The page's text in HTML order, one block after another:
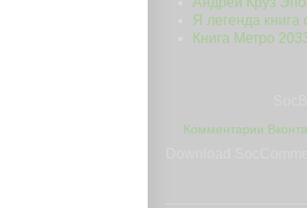
Я легенда книга
Книга Метро
Комментарии